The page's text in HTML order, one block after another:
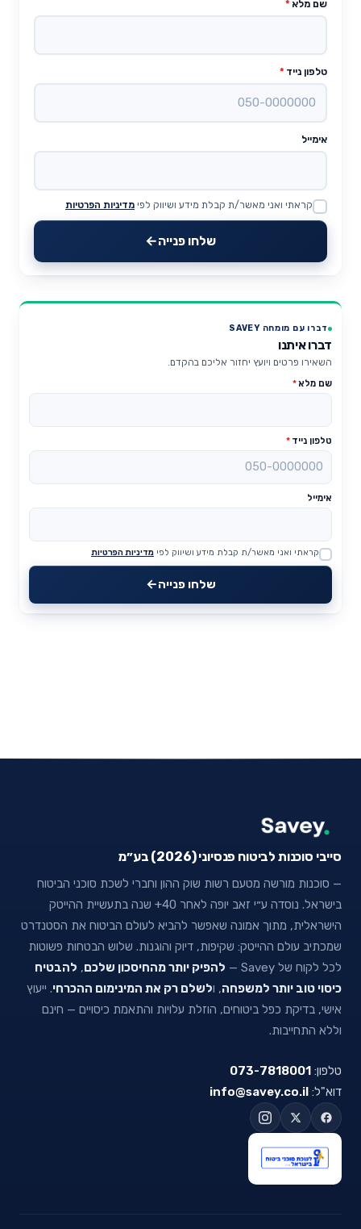
שם מלא *
טלפון נייד *
אימייל
Website
קראתי ואני מאשר/ת קבלת מידע ושיווק לפי מדיניות הפרטיות
שלחו פנייה
דברו עם מומחה SAVEY
דברו איתנו
השאירו פרטים ויועץ יחזור אליכם בהקדם.
שם מלא*
טלפון נייד *
אימייל
Website
קראתי ואני מאשר/ת קבלת מידע ושיווק לפי מדיניות הפרטיות
שלחו פנייה
סייבי סוכנות לביטוח פנסיוני (2026) בע״מ
— סוכנות מורשה מטעם רשות שוק ההון וחברי לשכת סוכני הביטוח
בישראל. נוסדה ע״י זאב יופה לאחר 40+ שנה בתעשיית ההייטק
הישראלית, מתוך אמונה שאפשר להביא לעולם הביטוח את הסטנדרט
שמכתיב עולם ההייטק: שקיפות, דיוק והוגנות. שלוש הבטחות פשוטות
לכל לקוח של Savey —
להפיק יותר מהחיסכון שלכם, להבטיח
כיסוי טוב יותר למשפחה, ולשלם רק את המינימום ההכרחי. ייעוץ
אישי, בדיקת כפל ביטוחים, הוזלת עלויות והתאמת כיסויים — חינם
וללא התחייבות.
טלפון: 073-7818001
דוא"ל: info@savey.co.il